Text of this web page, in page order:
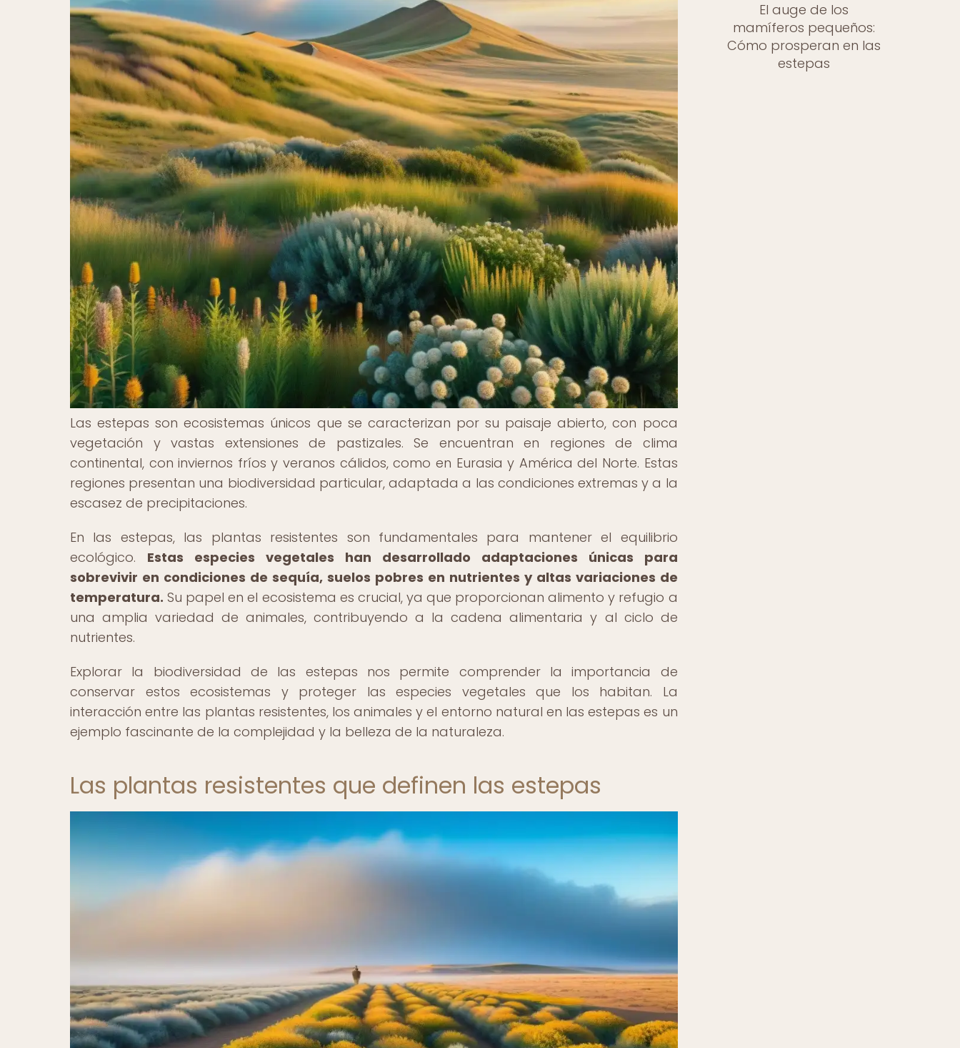
Las estepas son ecosistemas únicos que se caracterizan por su paisaje abierto, con poca
vegetación y vastas extensiones de pastizales. Se encuentran en regiones de clima
continental, con inviernos fríos y veranos cálidos, como en Eurasia y América del Norte. Estas
regiones presentan una biodiversidad particular, adaptada a las condiciones extremas y a la
escasez de precipitaciones.
En las estepas, las plantas resistentes son fundamentales para mantener el equilibrio
ecológico. Estas especies vegetales han desarrollado adaptaciones únicas para
sobrevivir en condiciones de sequía, suelos pobres en nutrientes y altas variaciones de
temperatura. Su papel en el ecosistema es crucial, ya que proporcionan alimento y refugio a
una amplia variedad de animales, contribuyendo a la cadena alimentaria y al ciclo de
nutrientes.
Explorar la biodiversidad de las estepas nos permite comprender la importancia de
conservar estos ecosistemas y proteger las especies vegetales que los habitan. La
interacción entre las plantas resistentes, los animales y el entorno natural en las estepas es un
ejemplo fascinante de la complejidad y la belleza de la naturaleza.
Las plantas resistentes que definen las estepas
El auge de los
mamíferos pequeños:
Cómo prosperan en las
estepas